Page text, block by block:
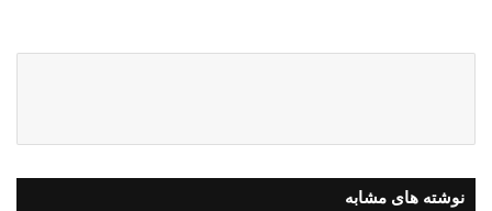
نوشته های مشابه